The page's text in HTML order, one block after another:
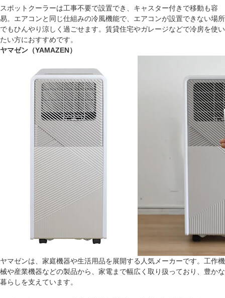
スポットクーラーは工事不要で設置でき、キャスター付きで移動も容
易。エアコンと同じ仕組みの冷風機能で、エアコンが設置できない場所
でもひんやり涼しく過ごせます。賃貸住宅やガレージなどで冷房を使い
たい方におすすめです。
ヤマゼン（YAMAZEN）
ヤマゼンは、家庭機器や生活用品を展開する人気メーカーです。工作機
械や産業機器などの製品から、家電まで幅広く取り扱っており、豊かな
暮らしを支えています。